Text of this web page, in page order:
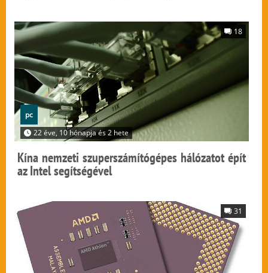
18
pc
22 éve, 10 hónapja és 2 hete
Kína nemzeti szuperszámítógépes hálózatot épít
az Intel segítségével
31